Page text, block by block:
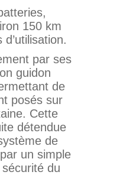
150 km
par ses
guidon
de
posés sur
Cette
détendue
de
un simple
du